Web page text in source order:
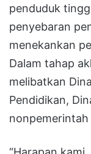
penduduk
penyebaran
menekankan
Dalam tahap
melibatkan
Pendidikan,